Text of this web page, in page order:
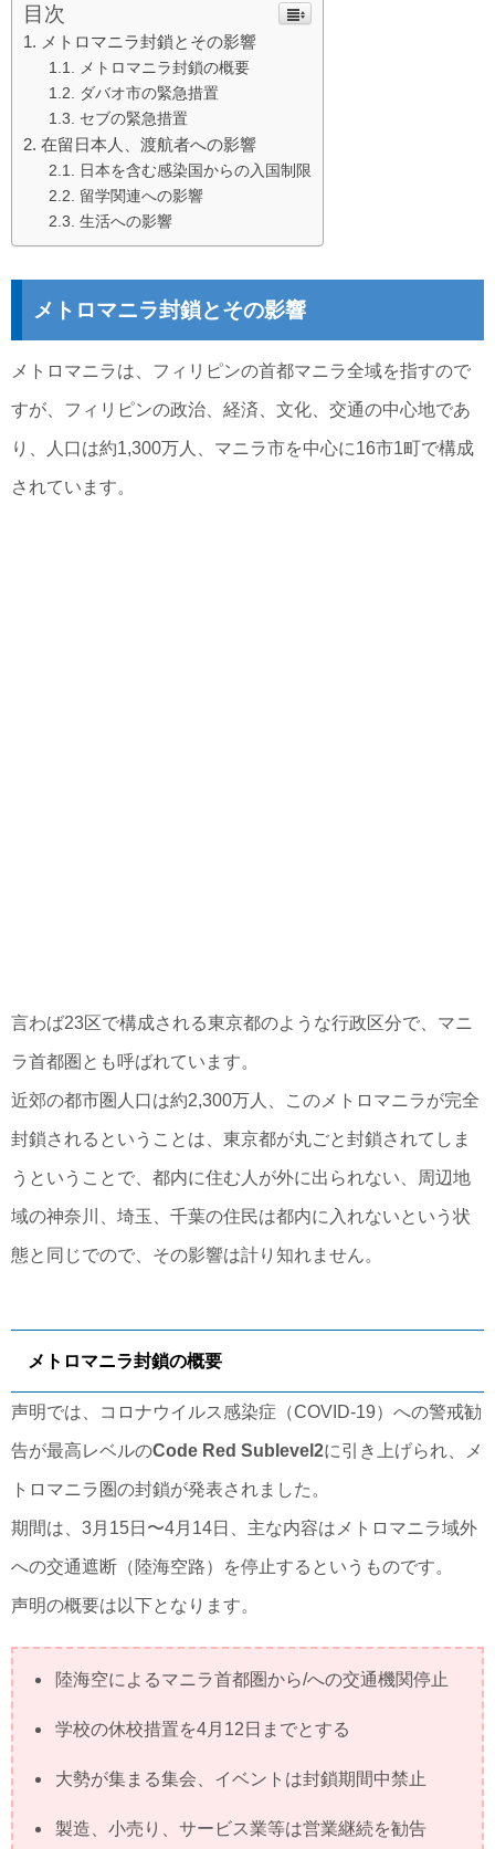
目次
メトロマニラ封鎖とその影響
メトロマニラ封鎖の概要
ダバオ市の緊急措置
セブの緊急措置
在留日本人、渡航者への影響
日本を含む感染国からの入国制限
留学関連への影響
生活への影響
メトロマニラ封鎖とその影響
メトロマニラは、フィリピンの首都マニラ全域を指すので
すが、フィリピンの政治、経済、文化、交通の中心地であ
り、人口は約1,300万人、マニラ市を中心に16市1町で構成
されています。
言わば23区で構成される東京都のような行政区分で、マニ
ラ首都圏とも呼ばれています。
近郊の都市圏人口は約2,300万人、このメトロマニラが完全
封鎖されるということは、東京都が丸ごと封鎖されてしま
うということで、都内に住む人が外に出られない、周辺地
域の神奈川、埼玉、千葉の住民は都内に入れないという状
態と同じでので、その影響は計り知れません。
メトロマニラ封鎖の概要
声明では、コロナウイルス感染症（COVID-19）への警戒勧
告が最高レベルのCode Red Sublevel2に引き上げられ、メ
トロマニラ圏の封鎖が発表されました。
期間は、3月15日〜4月14日、主な内容はメトロマニラ域外
への交通遮断（陸海空路）を停止するというものです。
声明の概要は以下となります。
陸海空によるマニラ首都圏から/への交通機関停止
学校の休校措置を4月12日までとする
大勢が集まる集会、イベントは封鎖期間中禁止
製造、小売り、サービス業等は営業継続を勧告